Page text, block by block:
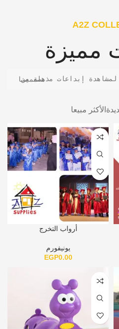
A2Z
مميزة
قم بزيارة متجرنا لمشاهدة إبداعات مذهلة من مصممينا
الأكثر مبيعا
أرواب التخرج
يونيفورم
EGP0.00